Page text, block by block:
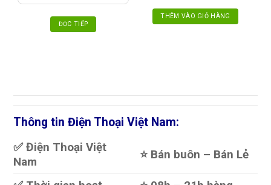
ĐỌC TIẾP
THÊM VÀO GIỎ HÀNG
Thông tin Điện Thoại Việt Nam:
✅ Điện Thoại Việt
Nam
⭐️ Bán buôn – Bán Lẻ